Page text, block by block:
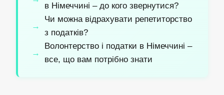
в Німеччині – до кого звернутися?
Чи можна відрахувати репетиторство
з податків?
Волонтерство і податки в Німеччині –
все, що вам потрібно знати